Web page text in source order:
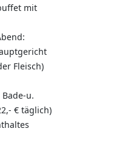
mit
Fleisch)
u.
€ täglich)